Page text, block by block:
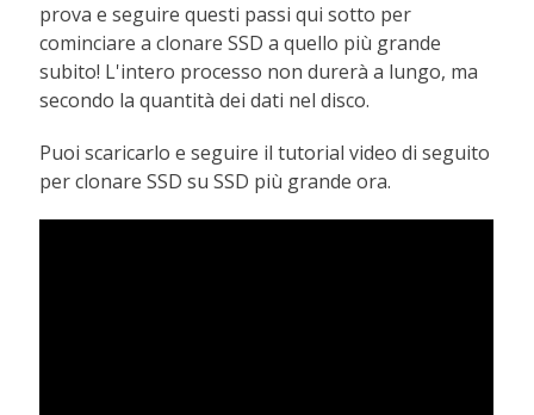
prova e seguire questi passi qui sotto per
cominciare a clonare SSD a quello più grande
subito! L'intero processo non durerà a lungo, ma
secondo la quantità dei dati nel disco.
Puoi scaricarlo e seguire il tutorial video di seguito
per clonare SSD su SSD più grande ora.